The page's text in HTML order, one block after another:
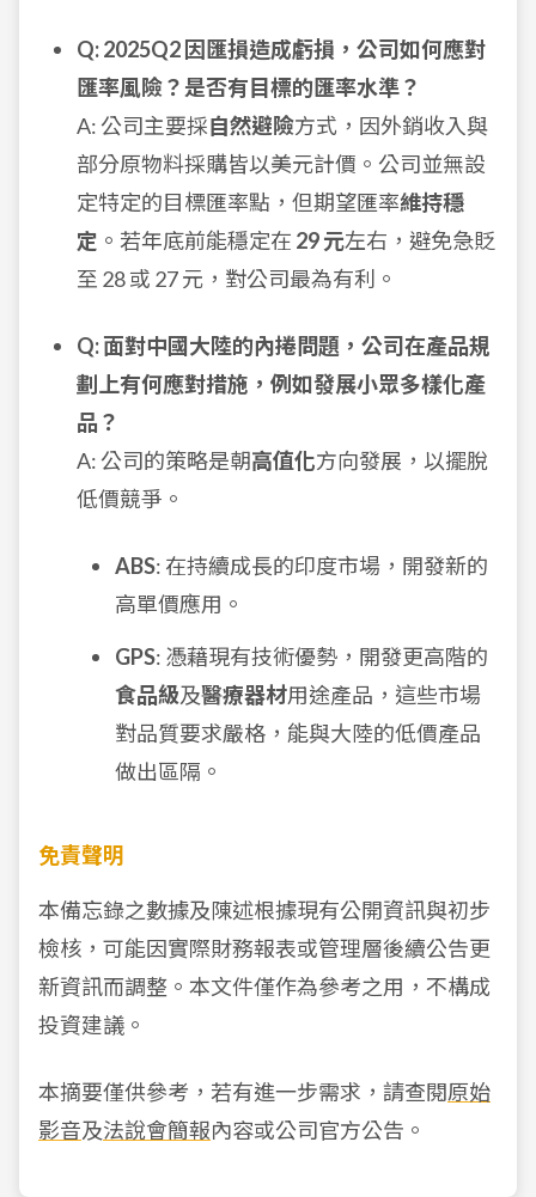
Q: 2025Q2 因匯損造成虧損，公司如何應對
匯率風險？是否有目標的匯率水準？
A: 公司主要採自然避險方式，因外銷收入與
部分原物料採購皆以美元計價。公司並無設
定特定的目標匯率點，但期望匯率維持穩
定 。若年底前能穩定在 29 元左右，避免急貶
至 28 或 27 元，對公司最為有利。
Q: 面對中國大陸的內捲問題，公司在產品規
劃上有何應對措施，例如發展小眾多樣化產
品？
A: 公司的策略是朝高值化方向發展，以擺脫
低價競爭。
ABS: 在持續成長的印度市場，開發新的
高單價應用。
GPS: 憑藉現有技術優勢，開發更高階的
食品級及醫療器材用途產品，這些市場
對品質要求嚴格，能與大陸的低價產品
做出區隔。
免責聲明
本備忘錄之數據及陳述根據現有公開資訊與初步
檢核，可能因實際財務報表或管理層後續公告更
新資訊而調整。本文件僅作為參考之用，不構成
投資建議。
本摘要僅供參考，若有進一步需求，請查閱原始
影音及法說會簡報內容或公司官方公告。